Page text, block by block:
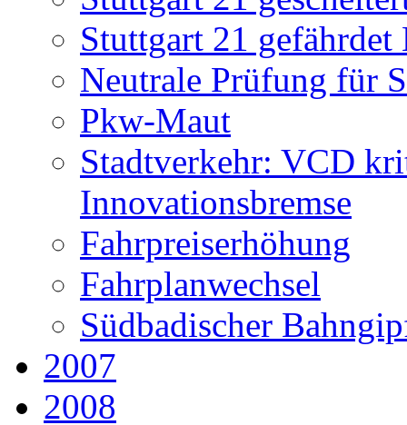
Stuttgart 21 gefährdet
Neutrale Prüfung für
Pkw-Maut
Stadtverkehr: VCD
Innovationsbremse
Fahrpreiserhöhung
Fahrplanwechsel
Südbadischer
2007
2008